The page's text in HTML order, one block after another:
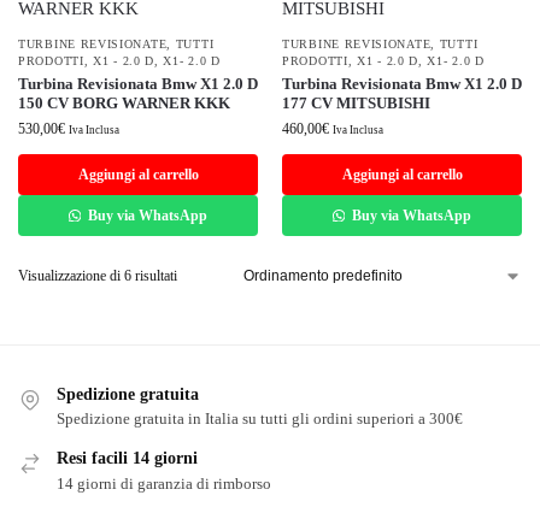
TURBINE REVISIONATE
TUTTI
PRODOTTI ,X1 - 2.0 D ,X1- 2.0 D
Turbina Revisionata Bmw X1 2.0 D
150 CV BORG WARNER KKK
530,00€ Iva Inclusa
Aggiungi al carrello
Buy via WhatsApp
TURBINE REVISIONATE
TUTTI
PRODOTTI ,X1 - 2.0 D ,X1- 2.0 D
Turbina Revisionata Bmw X1 2.0 D
177 CV MITSUBISHI
460,00€ Iva Inclusa
Aggiungi al carrello
Buy via WhatsApp
Visualizzazione di 6 risultati
Spedizione gratuita
Spedizione gratuita in Italia su tutti gli ordini superiori a 300€
Resi facili 14 giorni
14 giorni di garanzia di rimborso